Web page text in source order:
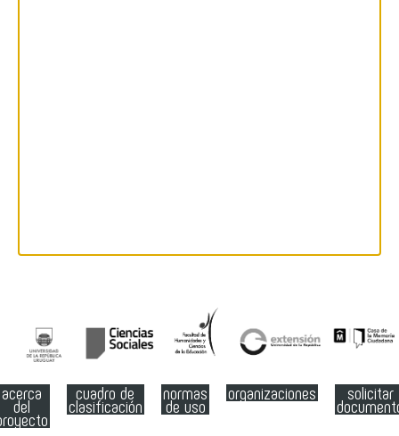
acerca
del
cuadro de
clasificación
normas
de uso
organizaciones solicitar